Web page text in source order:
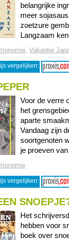
belangrijke
meer
zoetzure
Langzaam
, Vakantie
vergelijken:
Voor de verre
het
aparte
Vandaag zijn
soortgenoten
je proeven
vergelijken:
Het
hebben voor
boek over